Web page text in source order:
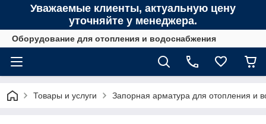
Уважаемые клиенты, актуальную цену
уточняйте у менеджера.
Оборудование для отопления и водоснабжения
Товары и услуги Запорная арматура для отопления и